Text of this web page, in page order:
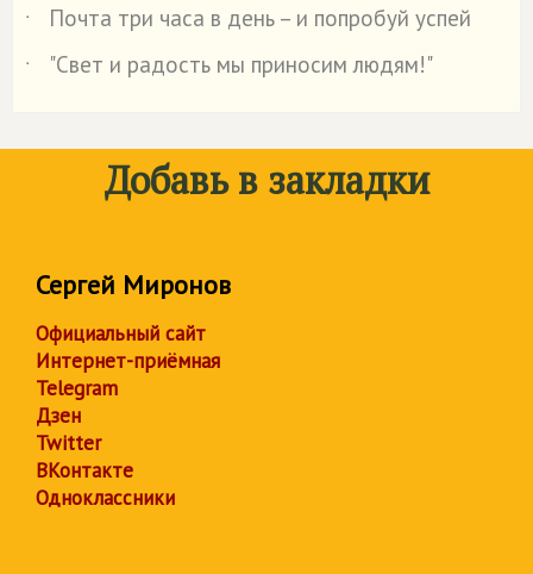
˙
Почта три часа в день – и попробуй успей
˙
"Свет и радость мы приносим людям!"
Добавь в закладки
Сергей Миронов
Официальный сайт
Интернет-приёмная
Telegram
Дзен
Twitter
ВКонтакте
Одноклассники